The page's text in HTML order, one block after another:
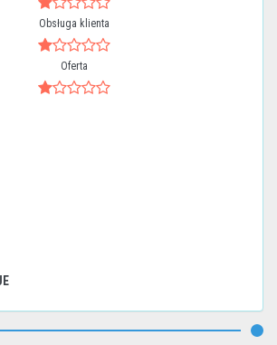
Obsługa klienta
Oferta